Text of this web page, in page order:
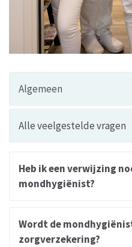
Algemeen
Alle veelgestelde vragen
Heb ik een verwijzing
mondhygiënist?
Wordt de
zorgverzekering?